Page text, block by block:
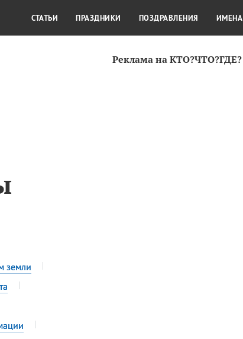
земли
Реклама на КТО?ЧТО?ГДЕ?
КУЛЬТУРА КРАСОТА
СТАТЬИ ПРАЗДНИКИ ПОЗДРАВЛЕНИЯ ИМЕНА